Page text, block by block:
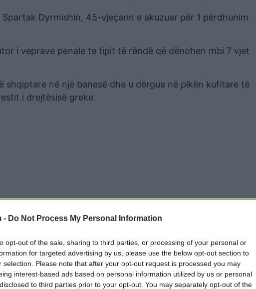
- Do Not Process My Personal Information
opt-out of the sale, sharing to third parties, or processing of your personal or
for targeted advertising by us, please use the below opt-out section to
selection. Please note that after your opt-out request is processed you may
interest-based ads based on personal information utilized by us or personal
to third parties prior to your opt-out. You may separately opt-out of the
Dyrmishin, 45-vjeçarin e akuzuar për 1 përdhunim
i veprave penale te tipit të rëndë që dënohen mbi 7 vjet
në një banesë dhe u dërgua në pikën kufitare të
i drejtësisë greke.